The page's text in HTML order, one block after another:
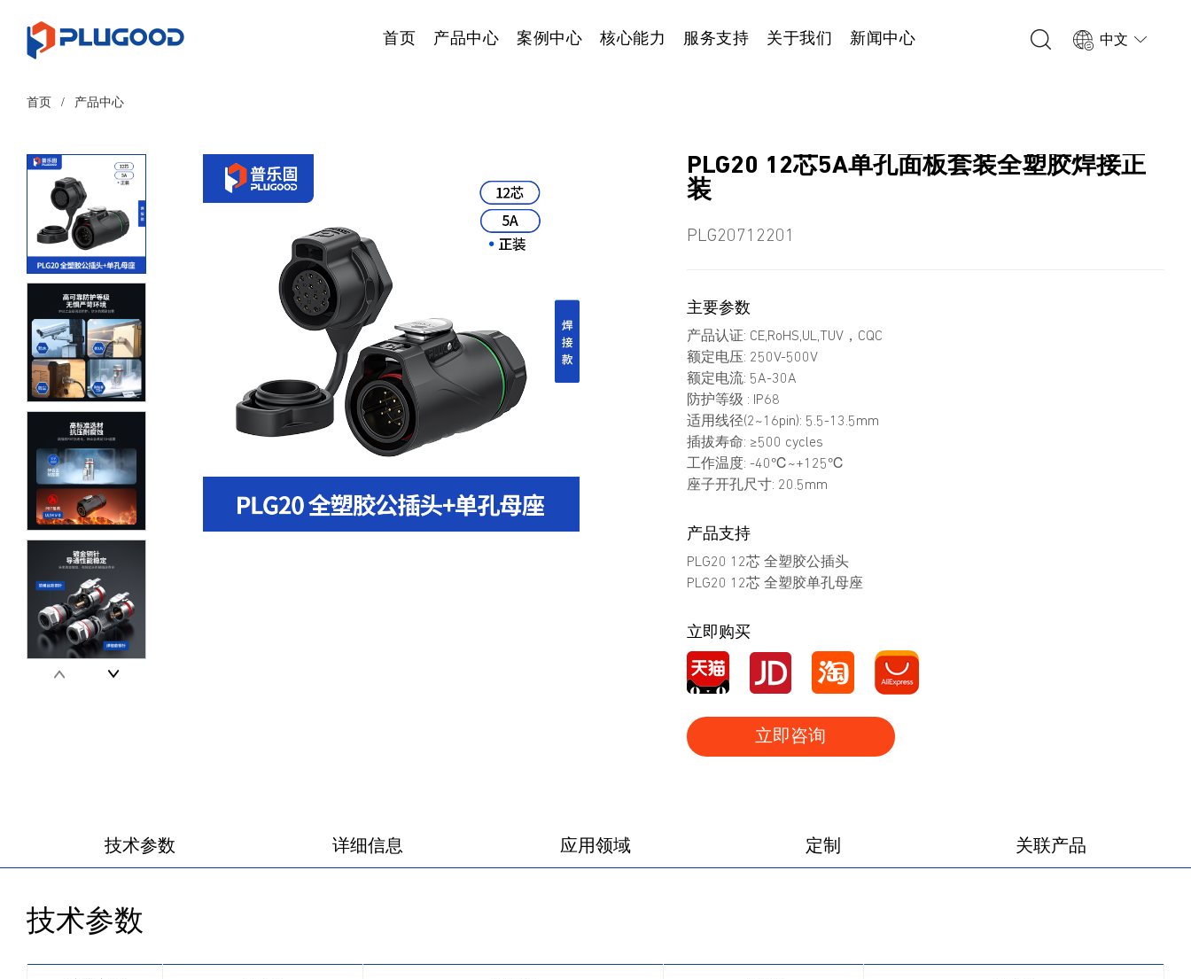
中文
首页 产品中心 案例中心 核心能力 服务支持 关于我们 新闻中心
首页 / 产品中心
PLG20 12芯5A单孔面板套装全塑胶焊接正
装
PLG20712201
主要参数
产品认证: CE,RoHS,UL,TUV，CQC
额定电压: 250V-500V
额定电流: 5A-30A
防护等级 : IP68
适用线径(2~16pin): 5.5-13.5mm
插拔寿命: ≥500 cycles
工作温度: -40℃~+125℃
座子开孔尺寸: 20.5mm
产品支持
PLG20 12芯 全塑胶公插头
PLG20 12芯 全塑胶单孔母座
立即购买
立即咨询
技术参数 详细信息 应用领域 定制 关联产品
技术参数